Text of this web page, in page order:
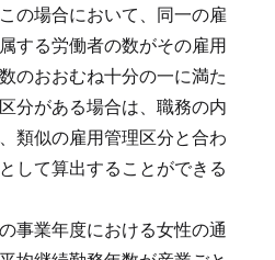
この場合において、同一の雇
する労働者の数がその雇用
のおおむね十分の一に満た
分がある場合は、職務の内
類似の雇用管理区分と合わ
して算出することができる
事業年度における女性の通